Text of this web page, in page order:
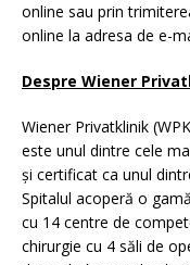
online sau prin
online la adresa de e-
Despre Wiener
Wiener Privatklinik
este unul dintre cele
și certificat ca unul
Spitalul acoperă o
cu 14 centre de
chirurgie cu 4 săli de